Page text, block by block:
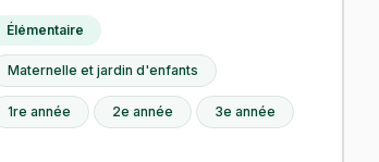
Élémentaire
Maternelle et jardin d'enfants
1re année 2e année 3e année